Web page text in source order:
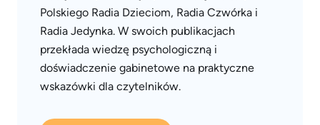
Polskiego Radia Dzieciom, Radia Czwórka i
Radia Jedynka. W swoich publikacjach
przekłada wiedzę psychologiczną i
doświadczenie gabinetowe na praktyczne
wskazówki dla czytelników.